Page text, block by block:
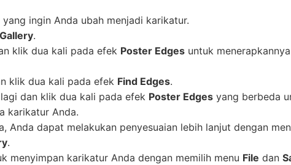
ingin Anda ubah menjadi karikatur.
.
klik dua kali pada efek Poster Edges untuk
klik dua kali pada efek Find Edges.
lagi dan klik dua kali pada efek Poster Edges yang berbeda
karikatur Anda.
Anda dapat melakukan penyesuaian lebih lanjut dengan
.
menyimpan karikatur Anda dengan memilih menu File dan